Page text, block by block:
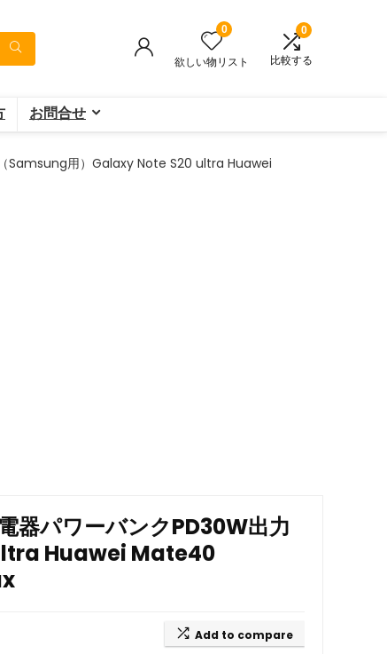
0
欲しい物リスト
0
比較する
お問合せ
Samsung用）Galaxy Note S20 ultra Huawei
器パワーバンクPD30W出力
Huawei Mate40
Add to compare